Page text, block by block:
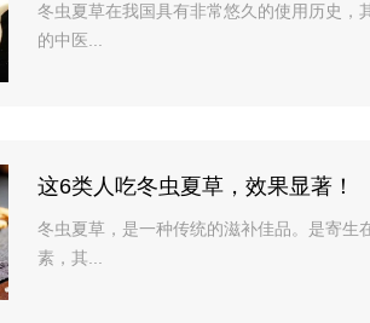
冬虫夏草在我国具有非常悠久的使用历史，
的中医...
这6类人吃冬虫夏草，效果显著！
冬虫夏草，是一种传统的滋补佳品。是寄生
素，其...